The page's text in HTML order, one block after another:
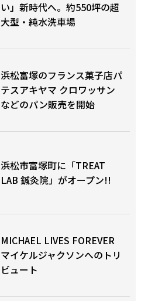
い」新時代へ。約550坪の超
大型・純水洗車場
浜松富塚のフランス菓子店パ
テスアキヤマ クロワッサン
などのパン販売を開始
浜松市富塚町に「TREAT
LAB 鍼灸院」がオープン!!
MICHAEL LIVES FOREVER
マイケルジャクソンへのトリ
ビュート